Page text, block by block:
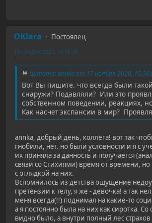
OKlara
Постоялец
18 ноября 2020, 10:18:36
Цитата: annka от 17 ноября 2020,
Вот Вы пишите. что всегда были
снаружи? Подавляли? Или это
собственном поведении, реакциях,
Как насчет экспансии в мир?
annka, добрый день, коллега! вот так
гнобили, нет. но были условности и я с
их приняла за данность и получается
связи со Стихиями) время от времени,
с оглядкой на них.
Вспомнилось из детства ощущение
претензии к телу, я же - девочка! а так
меня всегда(!!) поднимал на какие-то
а я постоянно была на них как сиротка. Со
видно было, а внутри полный лес